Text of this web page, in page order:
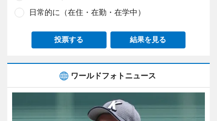
日常的に（在住・在勤・在学中）
投票する 結果を見る
ワールドフォトニュース